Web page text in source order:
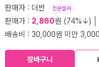
판매자 : 더반 전문셀러
판매가 : 2,860원 (74%↓) │
배송비 : 30,000원 미만
장바구니